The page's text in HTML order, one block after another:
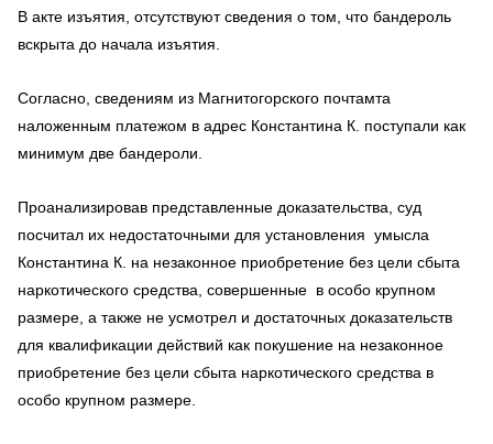
В акте изъятия, отсутствуют сведения о том, что бандероль
вскрыта до начала изъятия.
Согласно, сведениям из Магнитогорского почтамта
наложенным платежом в адрес Константина К. поступали как
минимум две бандероли.
Проанализировав представленные доказательства, суд
посчитал их недостаточными для установления умысла
Константина К. на незаконное приобретение без цели сбыта
наркотического средства, совершенные в особо крупном
размере, а также не усмотрел и достаточных доказательств
для квалификации действий как покушение на незаконное
приобретение без цели сбыта наркотического средства в
особо крупном размере.